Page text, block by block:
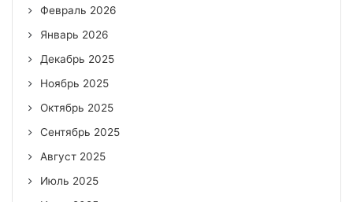
Февраль 2026
Январь 2026
Декабрь 2025
Ноябрь 2025
Октябрь 2025
Сентябрь 2025
Август 2025
Июль 2025